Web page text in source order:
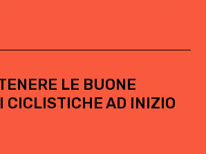
LE BUONE
CICLISTICHE AD INIZIO